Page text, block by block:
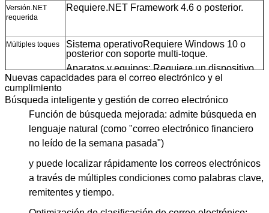
Versión.NET
requerida
Requiere.NET Framework 4.6 o posterior.
Múltiples toques Sistema operativoRequiere Windows 10 o
posterior con soporte multi-toque.
Aparatos y equipos: Requiere un dispositivo
con capacidad para múltiples toques, como
Nuevas capacidades para el correo electrónico y el
cumplimiento
Búsqueda inteligente y gestión de correo electrónico
Función de búsqueda mejorada: admite búsqueda en
lenguaje natural (como "correo electrónico financiero
no leído de la semana pasada")
y puede localizar rápidamente los correos electrónicos
a través de múltiples condiciones como palabras clave,
remitentes y tiempo.